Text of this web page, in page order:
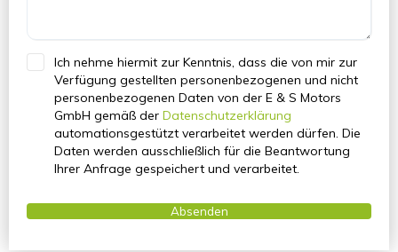
Bitte lasse dieses Feld leer.
Ich nehme hiermit zur Kenntnis, dass die von mir zur
Verfügung gestellten personenbezogenen und nicht
personenbezogenen Daten von der E & S Motors
GmbH gemäß der Datenschutzerklärung
automationsgestützt verarbeitet werden dürfen. Die
Daten werden ausschließlich für die Beantwortung
Ihrer Anfrage gespeichert und verarbeitet.